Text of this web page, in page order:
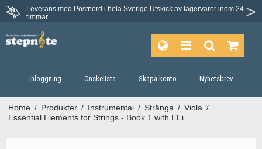
Leverans med Postnord i hela Sverige Utskick av lagervaror inom 24
timmar
Du har 30 dagars ångerrätt.
Inloggning Önskelista Skapa konto Nyhetsbrev
Home / Produkter / Instrumental / Stränga / Viola /
Essential Elements for Strings - Book 1 with EEi